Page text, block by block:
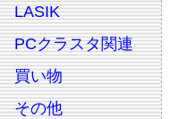
LASIK
PCクラスタ関連
買い物
その他